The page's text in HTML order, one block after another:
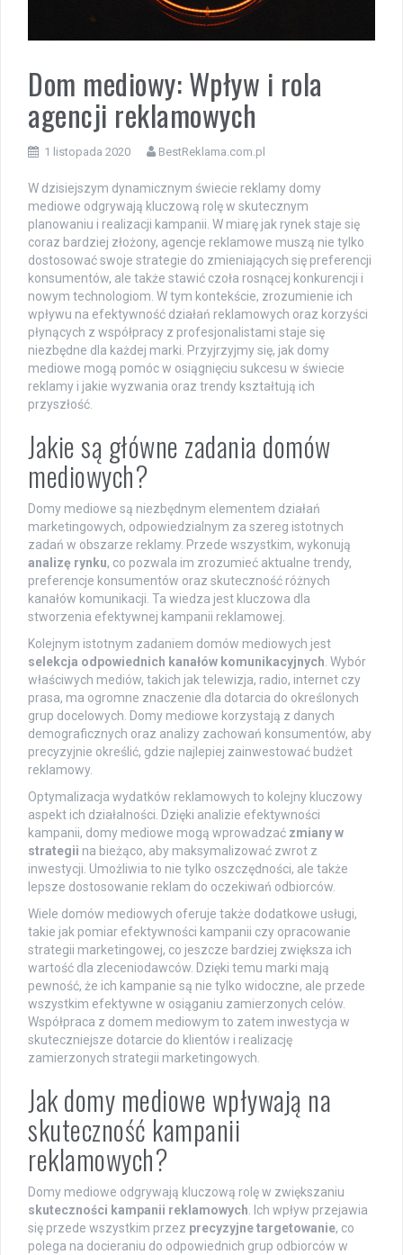
Dom mediowy: Wpływ i rola
agencji reklamowych
1 listopada 2020 BestReklama.com.pl
W dzisiejszym dynamicznym świecie reklamy domy
mediowe odgrywają kluczową rolę w skutecznym
planowaniu i realizacji kampanii. W miarę jak rynek staje się
coraz bardziej złożony, agencje reklamowe muszą nie tylko
dostosować swoje strategie do zmieniających się preferencji
konsumentów, ale także stawić czoła rosnącej konkurencji i
nowym technologiom. W tym kontekście, zrozumienie ich
wpływu na efektywność działań reklamowych oraz korzyści
płynących z współpracy z profesjonalistami staje się
niezbędne dla każdej marki. Przyjrzyjmy się, jak domy
mediowe mogą pomóc w osiągnięciu sukcesu w świecie
reklamy i jakie wyzwania oraz trendy kształtują ich
przyszłość.
Jakie są główne zadania domów
mediowych?
Domy mediowe są niezbędnym elementem działań
marketingowych, odpowiedzialnym za szereg istotnych
zadań w obszarze reklamy. Przede wszystkim, wykonują
analizę rynku, co pozwala im zrozumieć aktualne trendy,
preferencje konsumentów oraz skuteczność różnych
kanałów komunikacji. Ta wiedza jest kluczowa dla
stworzenia efektywnej kampanii reklamowej.
Kolejnym istotnym zadaniem domów mediowych jest
selekcja odpowiednich kanałów komunikacyjnych . Wybór
właściwych mediów, takich jak telewizja, radio, internet czy
prasa, ma ogromne znaczenie dla dotarcia do określonych
grup docelowych. Domy mediowe korzystają z danych
demograficznych oraz analizy zachowań konsumentów, aby
precyzyjnie określić, gdzie najlepiej zainwestować budżet
reklamowy.
Optymalizacja wydatków reklamowych to kolejny kluczowy
aspekt ich działalności. Dzięki analizie efektywności
kampanii, domy mediowe mogą wprowadzać zmiany w
strategii na bieżąco, aby maksymalizować zwrot z
inwestycji. Umożliwia to nie tylko oszczędności, ale także
lepsze dostosowanie reklam do oczekiwań odbiorców.
Wiele domów mediowych oferuje także dodatkowe usługi,
takie jak pomiar efektywności kampanii czy opracowanie
strategii marketingowej, co jeszcze bardziej zwiększa ich
wartość dla zleceniodawców. Dzięki temu marki mają
pewność, że ich kampanie są nie tylko widoczne, ale przede
wszystkim efektywne w osiąganiu zamierzonych celów.
Współpraca z domem mediowym to zatem inwestycja w
skuteczniejsze dotarcie do klientów i realizację
zamierzonych strategii marketingowych.
Jak domy mediowe wpływają na
skuteczność kampanii
reklamowych?
Domy mediowe odgrywają kluczową rolę w zwiększaniu
skuteczności kampanii reklamowych . Ich wpływ przejawia
się przede wszystkim przez precyzyjne targetowanie, co
polega na docieraniu do odpowiednich grup odbiorców w